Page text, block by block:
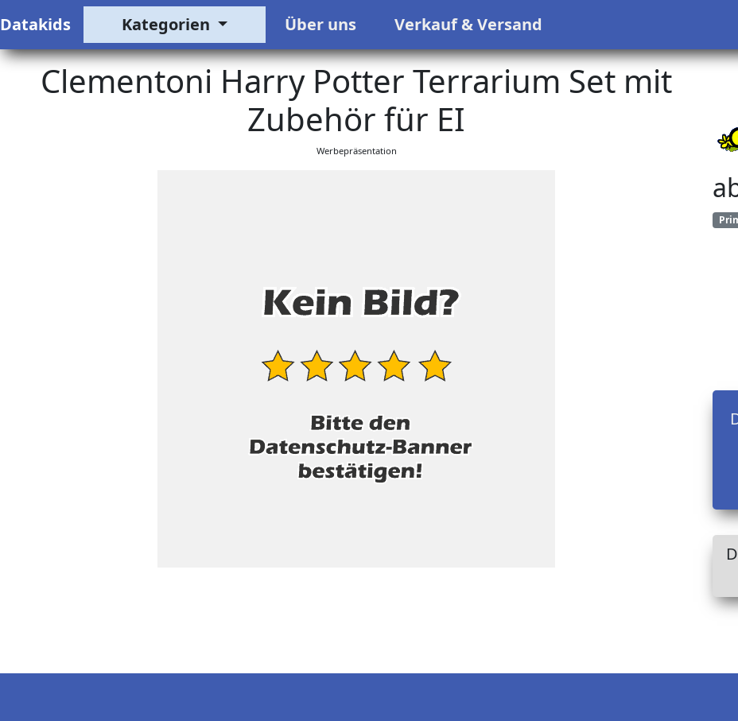
Datakids Kategorien Über uns Verkauf & Versand
Clementoni Harry Potter Terrarium Set mit
Zubehör für EI
Werbepräsentation